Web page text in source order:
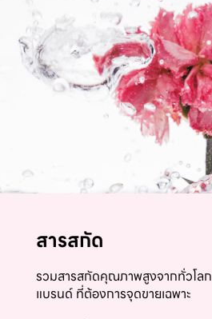
สารสกัด
รวมสารสกัดคุณภาพสูงจากทั่วโลก
แบรนด์ ที่ต้องการจุดขายเฉพาะ